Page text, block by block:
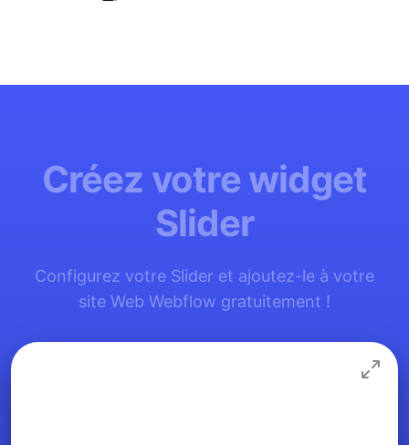
Créez votre widget
Slider
Configurez votre Slider et ajoutez-le à votre
site Web Webflow gratuitement !